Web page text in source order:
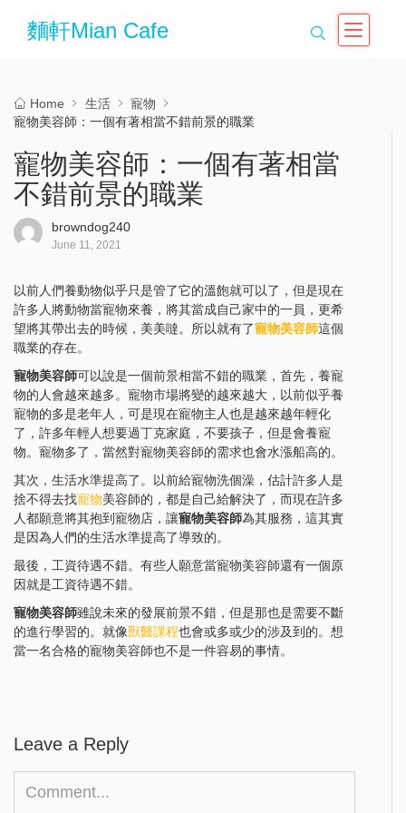
麵軒Mian Cafe
Home 生活
寵物
寵物美容師：一個有著相當不錯前景的職業
寵物美容師：一個有著相當
不錯前景的職業
browndog240
June 11, 2021
以前人們養動物似乎只是管了它的溫飽就可以了，但是現在
許多人將動物當寵物來養，將其當成自己家中的一員，更希
望將其帶出去的時候，美美噠。所以就有了寵物美容師這個
職業的存在。
寵物美容師可以說是一個前景相當不錯的職業，首先，養寵
物的人會越來越多。寵物市場將變的越來越大，以前似乎養
寵物的多是老年人，可是現在寵物主人也是越來越年輕化
了，許多年輕人想要過丁克家庭，不要孩子，但是會養寵
物。寵物多了，當然對寵物美容師的需求也會水漲船高的。
其次，生活水準提高了。以前給寵物洗個澡，估計許多人是
捨不得去找寵物美容師的，都是自己給解決了，而現在許多
人都願意將其抱到寵物店，讓寵物美容師為其服務，這其實
是因為人們的生活水準提高了導致的。
最後，工資待遇不錯。有些人願意當寵物美容師還有一個原
因就是工資待遇不錯。
寵物美容師雖說未來的發展前景不錯，但是那也是需要不斷
的進行學習的。就像獸醫課程也會或多或少的涉及到的。想
當一名合格的寵物美容師也不是一件容易的事情。
Leave a Reply